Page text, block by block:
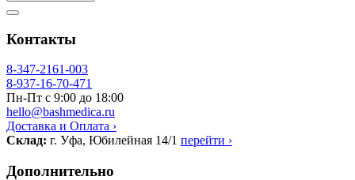
Контакты
8-347-2161-003
8-937-16-70-471
Пн-Пт с 9:00 до 18:00
hello@bashmedica.ru
Доставка и Оплата ›
Склад: г. Уфа, Юбилейная 14/1 перейти ›
Дополнительно